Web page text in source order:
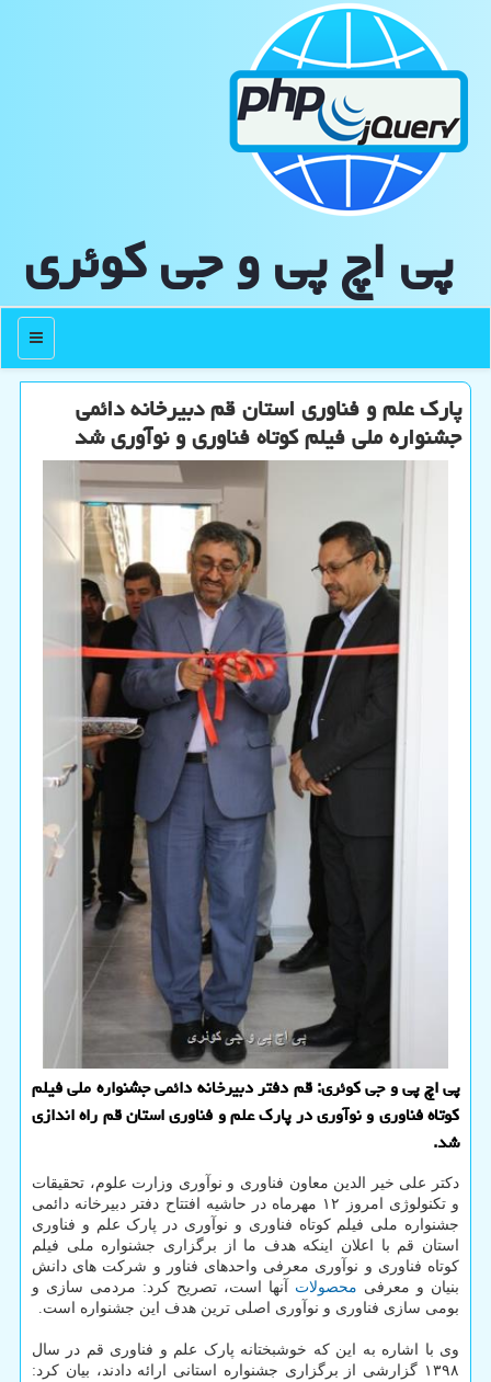
پی اچ پی و جی كوئری
منو
پارک علم و فناوری استان قم دبیرخانه دائمی
جشنواره ملی فیلم کوتاه فناوری و نوآوری شد
پی اچ پی و جی کوئری: قم دفتر دبیرخانه دائمی جشنواره ملی فیلم
کوتاه فناوری و نوآوری در پارک علم و فناوری استان قم راه اندازی
شد.
دکتر علی خیر الدین معاون فناوری و نوآوری وزارت علوم، تحقیقات
و تکنولوژی امروز ۱۲ مهرماه در حاشیه افتتاح دفتر دبیرخانه دائمی
جشنواره ملی فیلم کوتاه فناوری و نوآوری در پارک علم و فناوری
استان قم با اعلان اینکه هدف ما از برگزاری جشنواره ملی فیلم
کوتاه فناوری و نوآوری معرفی واحدهای فناور و شرکت های دانش
بنیان و معرفی محصولات آنها است، تصریح کرد: مردمی سازی و
بومی سازی فناوری و نوآوری اصلی ترین هدف این جشنواره است.
وی با اشاره به این که خوشبختانه پارک علم و فناوری قم در سال
۱۳۹۸ گزارشی از برگزاری جشنواره استانی ارائه دادند، بیان کرد: